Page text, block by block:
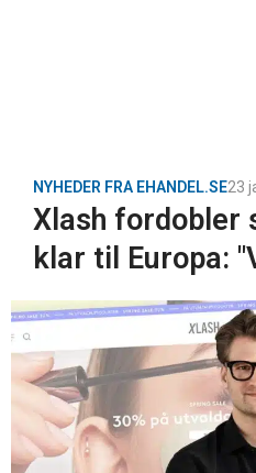
NYHEDER FRA EHANDEL.SE23
Xlash fordobler
klar til Europa: